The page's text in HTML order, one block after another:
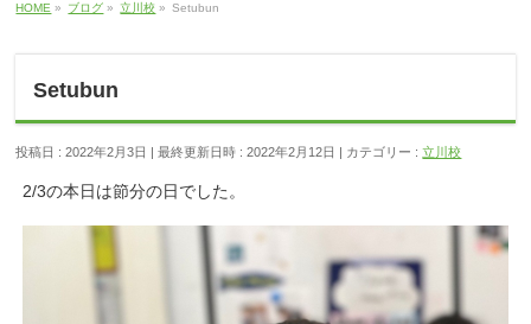
HOME » ブログ » 立川校 » Setubun
Setubun
投稿日 : 2022年2月3日 最終更新日時 : 2022年2月12日 カテゴリー :立川校
2/3の本日は節分の日でした。